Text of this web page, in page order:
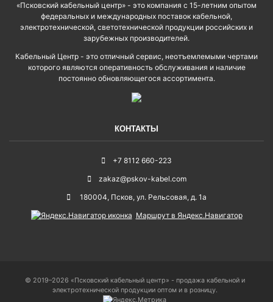
«Псковский кабельный центр» - это компания с 15-летним опытом
федеральных и международных поставок кабельной,
электротехнической, светотехнической продукции российских и
зарубежных производителей.
Кабельный Центр - это отличный сервис, неотъемлемыми чертами
которого являются оперативность обслуживания и наличие
постоянно обновляющегося ассортимента.
КОНТАКТЫ
+7 8112 660-223
zakaz@pskov-kabel.com
180004, Псков, ул. Рельсовая, д. 1а
Маршрут в Яндекс.Навигатор
© 2019–2026 «Псковский кабельный центр» - продажа кабельной и
электротехнической продукции оптом и в розницу.